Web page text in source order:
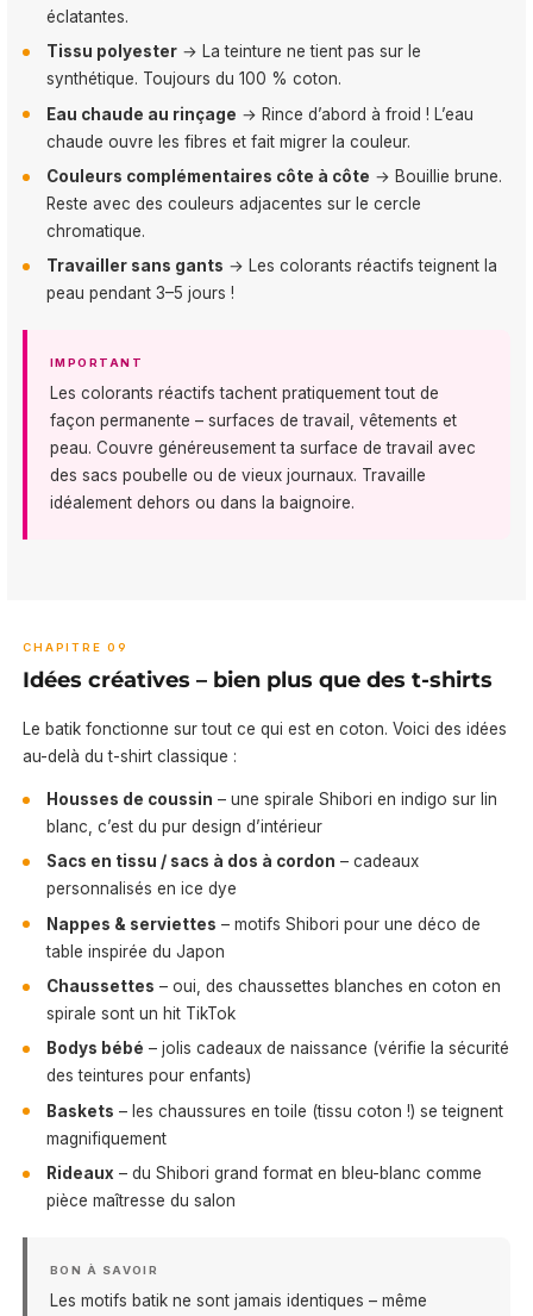
éclatantes.
Tissu polyester→ La teinture ne tient pas sur le
synthétique. Toujours du 100 % coton.
Eau chaude au rinçage → Rince d’abord à froid ! L’eau
chaude ouvre les fibres et fait migrer la couleur.
Couleurs complémentaires côte à côte → Bouillie brune.
Reste avec des couleurs adjacentes sur le cercle
chromatique.
Travailler sans gants → Les colorants réactifs teignent la
peau pendant 3–5 jours !
IMPORTANT
Les colorants réactifs tachent pratiquement tout de
façon permanente – surfaces de travail, vêtements et
peau. Couvre généreusement ta surface de travail avec
des sacs poubelle ou de vieux journaux. Travaille
idéalement dehors ou dans la baignoire.
CHAPITRE 09
Idées créatives – bien plus que des t-shirts
Le batik fonctionne sur tout ce qui est en coton. Voici des idées
au-delà du t-shirt classique :
Housses de coussin – une spirale Shibori en indigo sur lin
blanc, c’est du pur design d’intérieur
Sacs en tissu / sacs à dos à cordon – cadeaux
personnalisés en ice dye
Nappes & serviettes – motifs Shibori pour une déco de
table inspirée du Japon
Chaussettes – oui, des chaussettes blanches en coton en
spirale sont un hit TikTok
Bodys bébé – jolis cadeaux de naissance (vérifie la sécurité
des teintures pour enfants)
Baskets – les chaussures en toile (tissu coton !) se teignent
magnifiquement
Rideaux – du Shibori grand format en bleu-blanc comme
pièce maîtresse du salon
BON À SAVOIR
Les motifs batik ne sont jamais identiques – même